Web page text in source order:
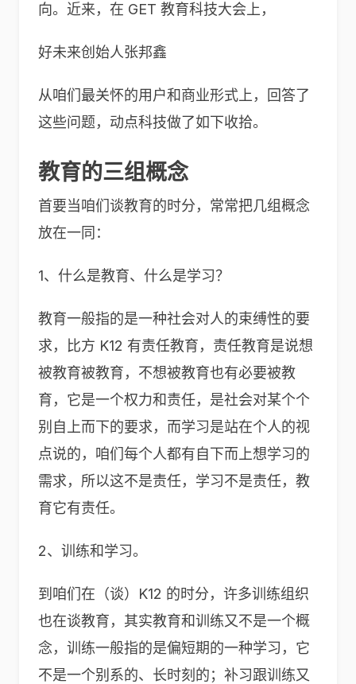
向。近来，在 GET 教育科技大会上，
好未来创始人张邦鑫
从咱们最关怀的用户和商业形式上，回答了
这些问题，动点科技做了如下收拾。
教育的三组概念
首要当咱们谈教育的时分，常常把几组概念
放在一同：
1、什么是教育、什么是学习？
教育一般指的是一种社会对人的束缚性的要
求，比方 K12 有责任教育，责任教育是说想
被教育被教育，不想被教育也有必要被教
育，它是一个权力和责任，是社会对某个个
别自上而下的要求，而学习是站在个人的视
点说的，咱们每个人都有自下而上想学习的
需求，所以这不是责任，学习不是责任，教
育它有责任。
2、训练和学习。
到咱们在（谈）K12 的时分，许多训练组织
也在谈教育，其实教育和训练又不是一个概
念，训练一般指的是偏短期的一种学习，它
不是一个别系的、长时刻的；补习跟训练又